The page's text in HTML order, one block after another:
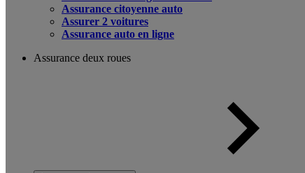
Assurance citoyenne auto
Assurer 2 voitures
Assurance auto en ligne
Assurance deux roues